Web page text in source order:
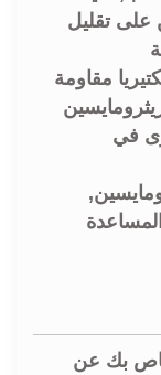
على تقليل
مقاومة
في
بك عن